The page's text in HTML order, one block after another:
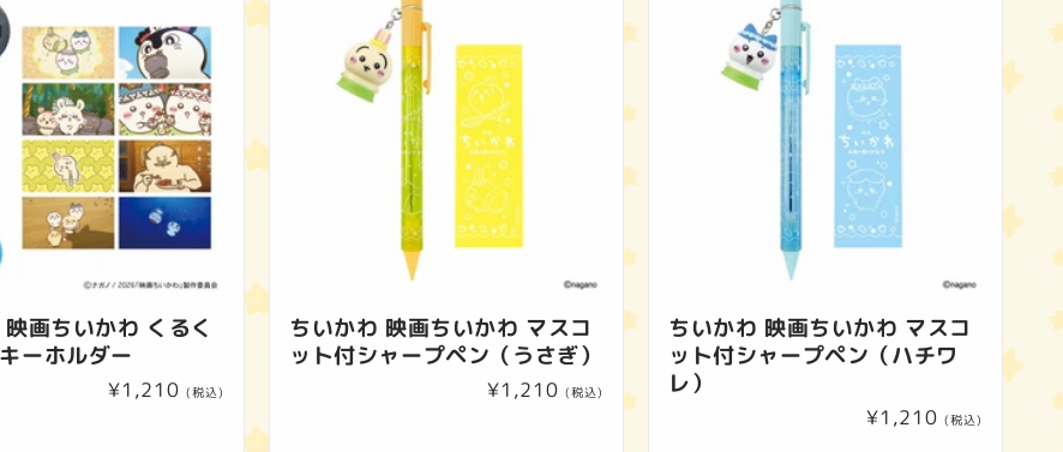
画ちいかわ くるく
ーホルダー
通
¥1,210 (税込)
ちいかわ 映画ちいかわ マスコ
ット付シャープペン（うさぎ）
通
¥1,210 (税込)
ちいかわ 映画ちいかわ マスコ
ット付シャープペン（ハチワ
レ）
通
¥1,210 (税込)